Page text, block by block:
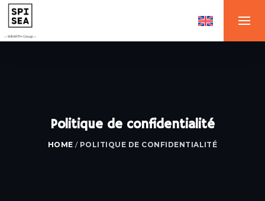
Politique de confidentialité
HOME / POLITIQUE DE CONFIDENTIALITÉ